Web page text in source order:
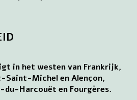
in het westen van Frankrijk,
Saint-Michel en Alençon,
Harcouët en Fourgères.